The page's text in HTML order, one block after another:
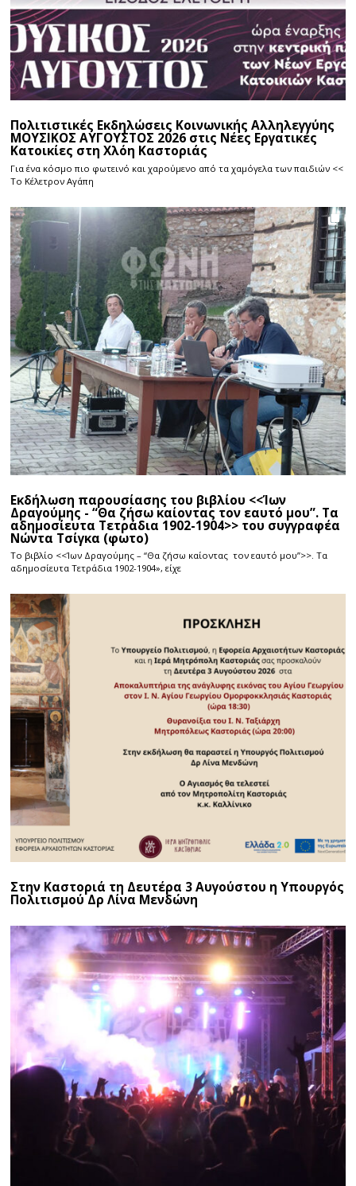
Πολιτιστικές Εκδηλώσεις Κοινωνικής Αλληλεγγύης
ΜΟΥΣΙΚΟΣ ΑΥΓΟΥΣΤΟΣ 2026 στις Νέες Εργατικές
Κατοικίες στη Χλόη Καστοριάς
Για ένα κόσμο πιο φωτεινό και χαρούμενο από τα χαμόγελα των παιδιών <<
Το Κέλετρον Αγάπη
Εκδήλωση παρουσίασης του βιβλίου <<Ίων
Δραγούμης - “Θα ζήσω καίοντας τον εαυτό μου”. Τα
αδημοσίευτα Τετράδια 1902-1904>> του συγγραφέα
Νώντα Τσίγκα (φωτο)
Το βιβλίο <<Ίων Δραγούμης – “Θα ζήσω καίοντας τον εαυτό μου”>>. Τα
αδημοσίευτα Τετράδια 1902-1904», είχε
Στην Καστοριά τη Δευτέρα 3 Αυγούστου η Υπουργός
Πολιτισμού Δρ Λίνα Μενδώνη